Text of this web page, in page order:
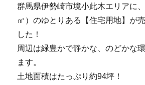
群馬県伊勢崎市境小此木エリアに
㎡）のゆとりある【住宅用地】が
した！
周辺は緑豊かで静かな、のどかな
ます。
土地面積はたっぷり約94坪！